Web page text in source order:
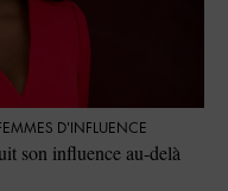
D'INFLUENCE
son influence au-delà